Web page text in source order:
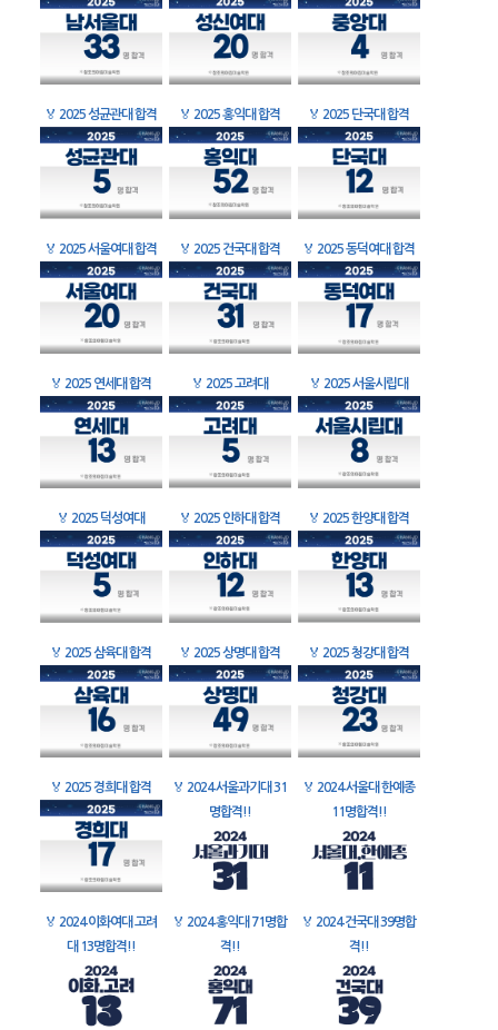
🏅 2025 성균관대 합격 🏅 2025 홍익대 합격 🏅 2025 단국대 합격
🏅 2025 서울여대 합격 🏅 2025 건국대 합격 🏅 2025 동덕여대 합격
🏅 2025 연세대 합격 🏅 2025 고려대 🏅 2025 서울시립대
🏅 2025 덕성여대 🏅 2025 인하대 합격 🏅 2025 한양대 합격
🏅 2025 삼육대 합격 🏅 2025 상명대 합격 🏅 2025 청강대 합격
🏅 2025 경희대 합격 🏅 2024 서울과기대 31
명합격!!
🏅 2024 서울대 한예종
11명합격!!
🏅 2024 이화여대 고려
대 13명합격!!
🏅 2024 홍익대 71명합
격!!
🏅 2024 건국대 39명합
격!!